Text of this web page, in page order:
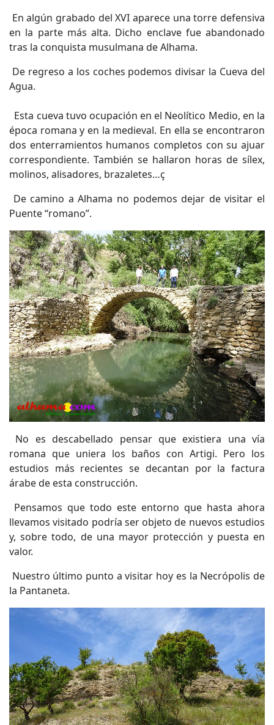
En algún grabado del XVI aparece una torre defensiva
en la parte más alta. Dicho enclave fue abandonado
tras la conquista musulmana de Alhama.
De regreso a los coches podemos divisar la Cueva del
Agua.
Esta cueva tuvo ocupación en el Neolítico Medio, en la
época romana y en la medieval. En ella se encontraron
dos enterramientos humanos completos con su ajuar
correspondiente. También se hallaron horas de sílex,
molinos, alisadores, brazaletes…ç
De camino a Alhama no podemos dejar de visitar el
Puente “romano”.
No es descabellado pensar que existiera una vía
romana que uniera los baños con Artigi. Pero los
estudios más recientes se decantan por la factura
árabe de esta construcción.
Pensamos que todo este entorno que hasta ahora
llevamos visitado podría ser objeto de nuevos estudios
y, sobre todo, de una mayor protección y puesta en
valor.
Nuestro último punto a visitar hoy es la Necrópolis de
la Pantaneta.